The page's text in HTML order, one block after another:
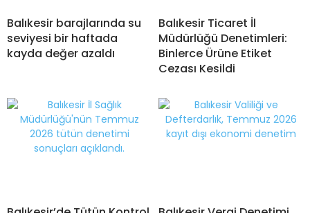
Balıkesir barajlarında su
seviyesi bir haftada
kayda değer azaldı
Balıkesir Ticaret İl
Müdürlüğü Denetimleri:
Binlerce Ürüne Etiket
Cezası Kesildi